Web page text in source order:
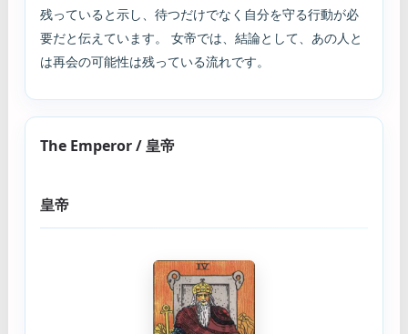
残っていると示し、待つだけでなく自分を守る行動が必
要だと伝えています。 女帝では、結論として、あの人と
は再会の可能性は残っている流れです。
The Emperor / 皇帝
皇帝